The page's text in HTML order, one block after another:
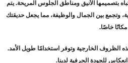
بتصميمها الأنيق ومناطق الجلوس المريحة. يتم
وتجمع بين الجمال والوظيفة، مما يجعل حديقتك
مكانًا خاصًا.
الظروف الخارجية وتوفر استخدامًا طويل الأمد.
للجودة الحرفية لدينا.